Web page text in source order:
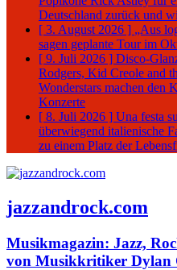
Deutschland zurück und
[ 3. August 2026 ] „Aus
sagen geplante Tour im
[ 9. Juli 2026 ] Disco-
Rodgers, Kid Creole and
Wonderstars machen den
Konzerte
[ 8. Juli 2026 ] Una festa
überwiegend italienische
zu einem Platz der
jazzandrock.com
Musikmagazin: Jazz,
von Musikkritiker Dylan